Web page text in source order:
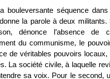
bouleversante séquence
la parole à deux
dénonce l’absence de
du communisme, le
de véritables pouvoirs
La société civile, à laquelle
sa voix. Pour le second,